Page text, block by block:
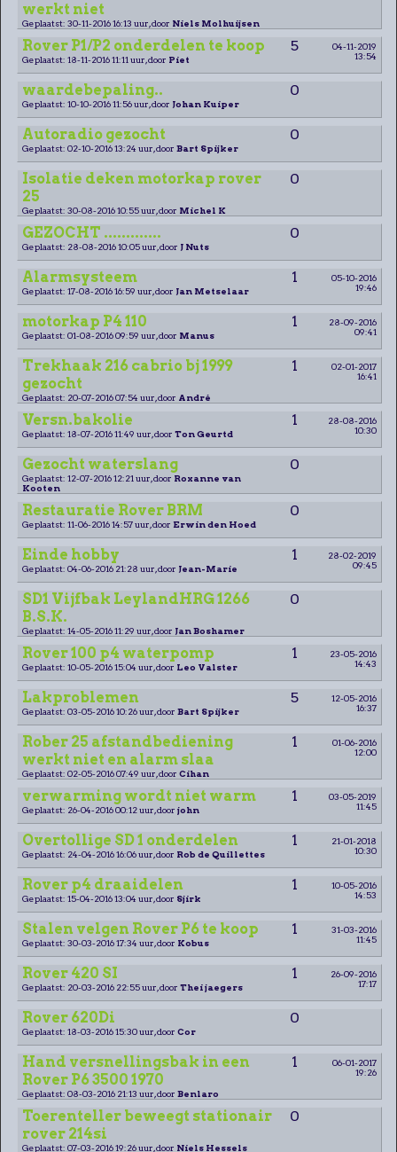
werkt niet
Geplaatst: 30-11-2016 16:13 uur, door Niels Molhuijsen
Rover P1/P2 onderdelen te koop 5
04-11-2019
13:54
Geplaatst: 18-11-2016 11:11 uur, door Piet
waardebepaling.. 0
Geplaatst: 10-10-2016 11:56 uur, door Johan Kuiper
Autoradio gezocht 0
Geplaatst: 02-10-2016 13:24 uur, door Bart Spijker
Isolatie deken motorkap rover
25
0
Geplaatst: 30-08-2016 10:55 uur, door Michel K
GEZOCHT ............. 0
Geplaatst: 28-08-2016 10:05 uur, door J Nuts
Alarmsysteem 1
05-10-2016
19:46
Geplaatst: 17-08-2016 16:59 uur, door Jan Metselaar
motorkap P4 110 1
28-09-2016
09:41
Geplaatst: 01-08-2016 09:59 uur, door Manus
Trekhaak 216 cabrio bj 1999
gezocht
1
02-01-2017
16:41
Geplaatst: 20-07-2016 07:54 uur, door André
Versn.bakolie 1
28-08-2016
10:30
Geplaatst: 18-07-2016 11:49 uur, door Ton Geurtd
Gezocht waterslang 0
Geplaatst: 12-07-2016 12:21 uur, door Roxanne van
Kooten
Restauratie Rover BRM 0
Geplaatst: 11-06-2016 14:57 uur, door Erwin den Hoed
Einde hobby 1
28-02-2019
09:45
Geplaatst: 04-06-2016 21:28 uur, door Jean-Marie
SD1 Vijfbak LeylandHRG 1266
B.S.K.
0
Geplaatst: 14-05-2016 11:29 uur, door Jan Boshamer
Rover 100 p4 waterpomp 1
23-05-2016
14:43
Geplaatst: 10-05-2016 15:04 uur, door Leo Valster
Lakproblemen 5
12-05-2016
16:37
Geplaatst: 03-05-2016 10:26 uur, door Bart Spijker
Rober 25 afstandbediening
werkt niet en alarm slaa
1
01-06-2016
12:00
Geplaatst: 02-05-2016 07:49 uur, door Cihan
verwarming wordt niet warm 1
03-05-2019
11:45
Geplaatst: 26-04-2016 00:12 uur, door john
Overtollige SD 1 onderdelen 1
21-01-2018
10:30
Geplaatst: 24-04-2016 16:06 uur, door Rob de Quillettes
Rover p4 draaidelen 1
10-05-2016
14:53
Geplaatst: 15-04-2016 13:04 uur, door Sjirk
Stalen velgen Rover P6 te koop 1
31-03-2016
11:45
Geplaatst: 30-03-2016 17:34 uur, door Kobus
Rover 420 SI 1
26-09-2016
17:17
Geplaatst: 20-03-2016 22:55 uur, door Thei jaegers
Rover 620Di 0
Geplaatst: 18-03-2016 15:30 uur, door Cor
Hand versnellingsbak in een
Rover P6 3500 1970
1
06-01-2017
19:26
Geplaatst: 08-03-2016 21:13 uur, door Benlaro
Toerenteller beweegt stationair
rover 214si
0
Geplaatst: 07-03-2016 19:26 uur, door Niels Hessels